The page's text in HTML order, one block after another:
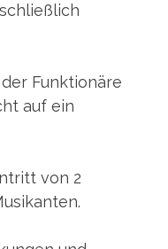
Funktionäre
auf ein
von 2